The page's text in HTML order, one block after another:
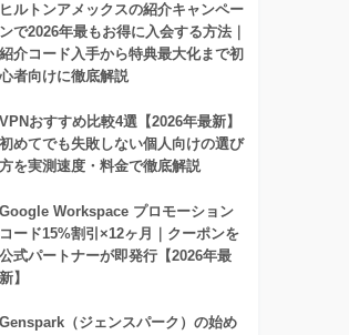
ヒルトンアメックスの紹介キャンペー
ンで2026年最もお得に入会する方法｜
紹介コード入手から特典最大化まで初
心者向けに徹底解説
VPNおすすめ比較4選【2026年最新】
初めてでも失敗しない個人向けの選び
方を実測速度・料金で徹底解説
Google Workspace プロモーション
コード15%割引×12ヶ月｜クーポンを
公式パートナーが即発行【2026年最
新】
Genspark（ジェンスパーク）の始め